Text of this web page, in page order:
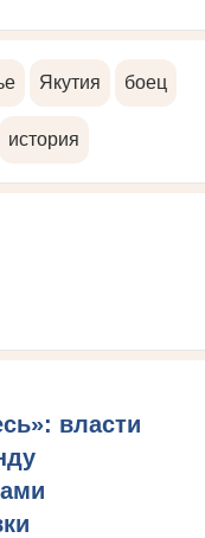
Якутия боец
история
власти